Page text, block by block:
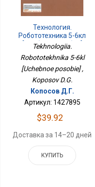
Технология.
Робототехника 5-6кл
[Учебное Пособие]
Tekhnologiia.
Robototekhnika 5-6kl
[Uchebnoe posobie] ,
Koposov D.G.
Копосов Д.Г.
Артикул: 1427895
$39.92
Доставка за 14–20 дней
КУПИТЬ